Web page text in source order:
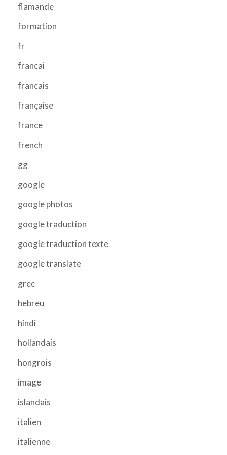
flamande
formation
fr
francai
francais
française
france
french
gg
google
google photos
google traduction
google traduction texte
google translate
grec
hebreu
hindi
hollandais
hongrois
image
islandais
italien
italienne